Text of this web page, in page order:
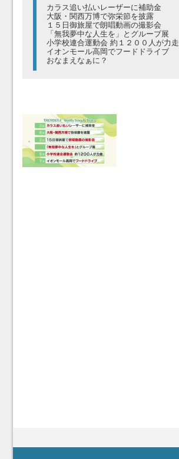
カラス追い払いレーザーに補助金
大阪・関西万博で弥栄節を披露
１５日御旅屋で朗唱動画の撮影会
「無我夢中な人生を」とグループ展
小学校連合運動会 約１２００人が力走
イオンモール高岡でフードドライブ
おなまえなぁに？